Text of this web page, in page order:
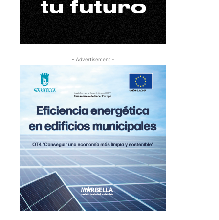
- Advertisement -